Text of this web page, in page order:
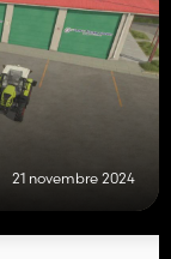
21 novembre 2024